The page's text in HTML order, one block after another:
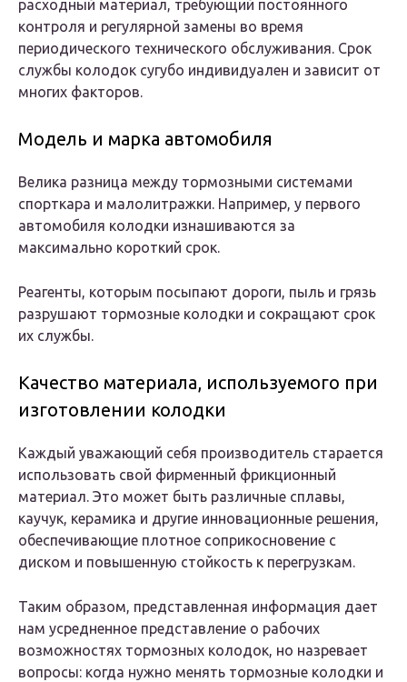
расходный материал, требующий постоянного
контроля и регулярной замены во время
периодического технического обслуживания. Срок
службы колодок сугубо индивидуален и зависит от
многих факторов.
Модель и марка автомобиля
Велика разница между тормозными системами
спорткара и малолитражки. Например, у первого
автомобиля колодки изнашиваются за
максимально короткий срок.
Реагенты, которым посыпают дороги, пыль и грязь
разрушают тормозные колодки и сокращают срок
их службы.
Качество материала, используемого при
изготовлении колодки
Каждый уважающий себя производитель старается
использовать свой фирменный фрикционный
материал. Это может быть различные сплавы,
каучук, керамика и другие инновационные решения,
обеспечивающие плотное соприкосновение с
диском и повышенную стойкость к перегрузкам.
Таким образом, представленная информация дает
нам усредненное представление о рабочих
возможностях тормозных колодок, но назревает
вопросы: когда нужно менять тормозные колодки и